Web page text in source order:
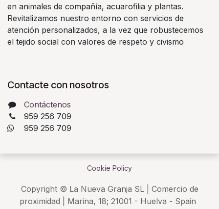
en animales de compañía, acuarofilia y plantas.
Revitalizamos nuestro entorno con servicios de
atención personalizados, a la vez que robustecemos
el tejido social con valores de respeto y civismo
Contacte con nosotros
Contáctenos
959 256 709
​ 959 256 709
Cookie Policy
Copyright © La Nueva Granja SL | Comercio de
proximidad | Marina, 18; 21001 - Huelva - Spain